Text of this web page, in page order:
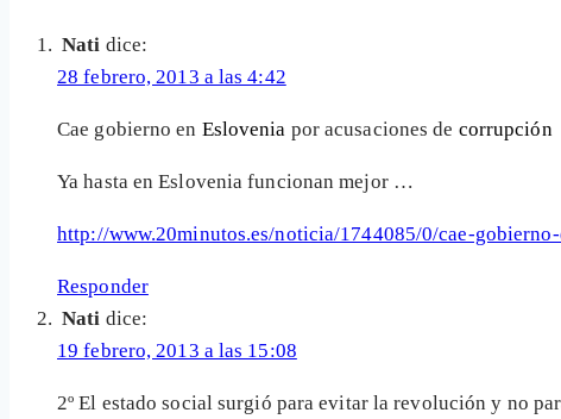
Nati dice:
28 febrero, 2013 a las 4:42
Cae gobierno en Eslovenia por acusaciones de corrupción
Ya hasta en Eslovenia funcionan mejor …
http://www.20minutos.es/noticia/1744085/0/cae-
Responder
Nati dice:
19 febrero, 2013 a las 15:08
2º El estado social surgió para evitar la revolución y no